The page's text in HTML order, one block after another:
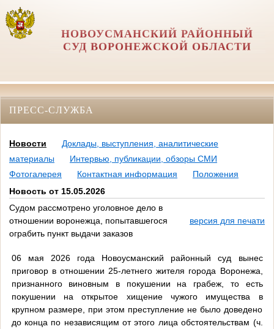
НОВОУСМАНСКИЙ РАЙОННЫЙ
СУД ВОРОНЕЖСКОЙ ОБЛАСТИ
ПРЕСС-СЛУЖБА
Новости
Доклады, выступления, аналитические
материалы
Интервью, публикации, обзоры СМИ
Фотогалерея
Контактная информация
Положения
Новость от 15.05.2026
Судом рассмотрено уголовное дело в
отношении воронежца, попытавшегося
ограбить пункт выдачи заказов
версия для печати
06 мая 2026 года Новоусманский районный суд вынес
приговор в отношении 25-летнего жителя города Воронежа,
признанного виновным в покушении на грабеж, то есть
покушении на открытое хищение чужого имущества в
крупном размере, при этом преступление не было доведено
до конца по независящим от этого лица обстоятельствам (ч.